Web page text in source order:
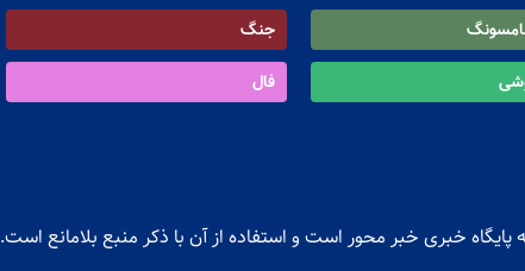
جنگ
فال
خبری خبر محور است و استفاده از آن با ذکر منبع بلامانع است.